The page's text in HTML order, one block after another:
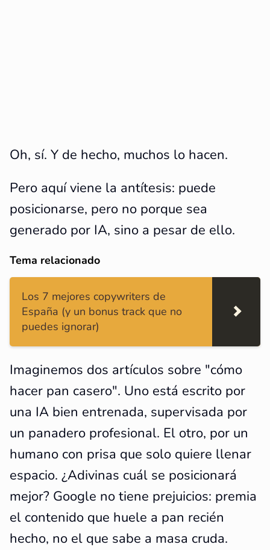
Oh, sí. Y de hecho, muchos lo hacen.
Pero aquí viene la antítesis: puede
posicionarse, pero no porque sea
generado por IA, sino a pesar de ello.
Tema relacionado
Los 7 mejores copywriters de
España (y un bonus track que no
puedes ignorar)
Imaginemos dos artículos sobre "cómo
hacer pan casero". Uno está escrito por
una IA bien entrenada, supervisada por
un panadero profesional. El otro, por un
humano con prisa que solo quiere llenar
espacio. ¿Adivinas cuál se posicionará
mejor? Google no tiene prejuicios: premia
el contenido que huele a pan recién
hecho, no el que sabe a masa cruda.